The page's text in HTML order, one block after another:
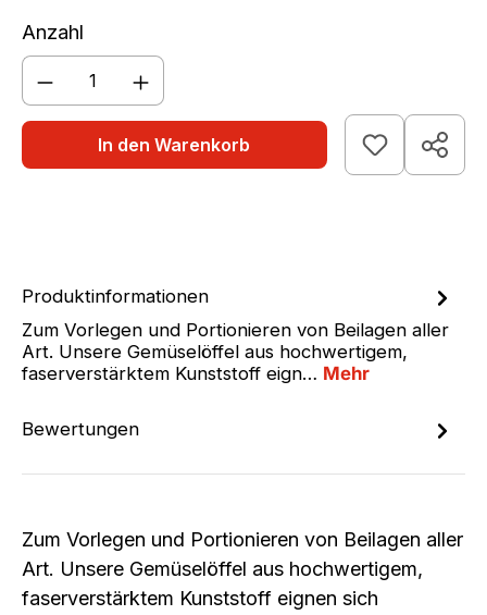
Anzahl
Produkt Anzahl: Gib den
In den Warenkorb
Produktinformationen
Zum Vorlegen und Portionieren von Beilagen aller
Art. Unsere Gemüselöffel aus hochwertigem,
faserverstärktem Kunststoff eign… Mehr
Bewertungen
Zum Vorlegen und Portionieren von Beilagen aller
Art. Unsere Gemüselöffel aus hochwertigem,
faserverstärktem Kunststoff eignen sich